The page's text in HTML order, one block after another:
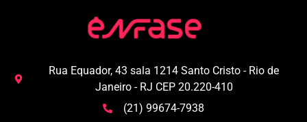
Rua Equador, 43 sala 1214 Santo Cristo - Rio de
Janeiro - RJ CEP 20.220-410
(21) 99674-7938